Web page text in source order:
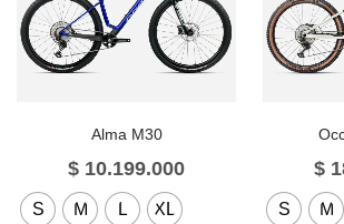
Alma M30
$ 10.199.000
S M L XL
$
S M